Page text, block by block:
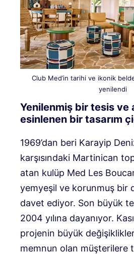
Club Med’in tarihi ve ikonik
yenilendi
Yenilenmiş bir tesis ve
esinlenen bir tasarım
1969’dan beri Karayip
karşısındaki Martinican
atan kulüp Med Les
yemyeşil ve korunmuş bir
davet ediyor. Son büyük
2004 yılına dayanıyor.
projenin büyük
memnun olan müşterilere